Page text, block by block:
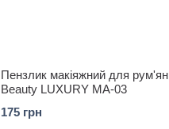
Пензлик макіяжний для рум'ян
Beauty LUXURY MA-03
175 грн